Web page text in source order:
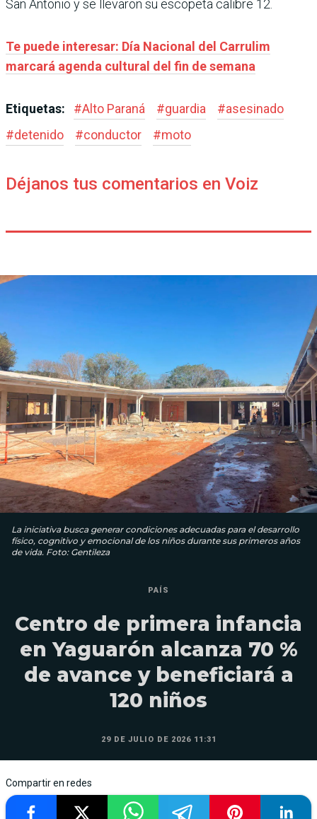
San Antonio y se llevaron su escopeta calibre 12.
Te puede interesar: Día Nacional del Carrulim
marcará agenda cultural del fin de semana
Etiquetas: #Alto Paraná #guardia #asesinado
#detenido #conductor #moto
Déjanos tus comentarios en Voiz
La iniciativa busca generar condiciones adecuadas para el desarrollo
físico, cognitivo y emocional de los niños durante sus primeros años
de vida. Foto: Gentileza
PAÍS
Centro de primera infancia
en Yaguarón alcanza 70 %
de avance y beneficiará a
120 niños
29 DE JULIO DE 2026 11:31
Compartir en redes